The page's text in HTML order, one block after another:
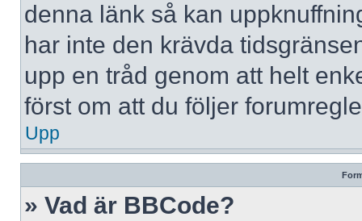
denna länk så kan
har inte den krävda
upp en tråd genom att helt
först om att du följer
Upp
» Vad är BBCode?